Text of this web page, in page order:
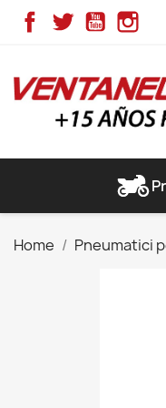
FacebookTwitterYouTube
Home Pneumatici